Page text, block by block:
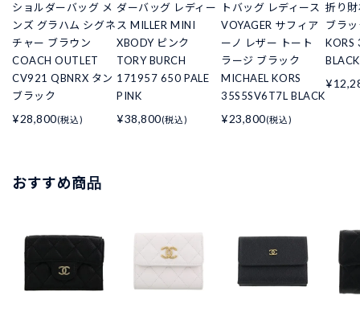
ショルダーバッグ メ
ンズ グラハム シグネ
チャー ブラウン
COACH OUTLET
CV921 QBNRX タン
ブラック
¥28,800(税込)
ダーバッグ レディー
ス MILLER MINI
XBODY ピンク
TORY BURCH
171957 650 PALE
PINK
¥38,800(税込)
トバッグ レディース
VOYAGER サフィア
ーノ レザー トート
ラージ ブラック
MICHAEL KORS
35S5SV6T7L BLACK
¥23,800(税込)
折り
ブラ
KORS
BLACK
おすすめ商品